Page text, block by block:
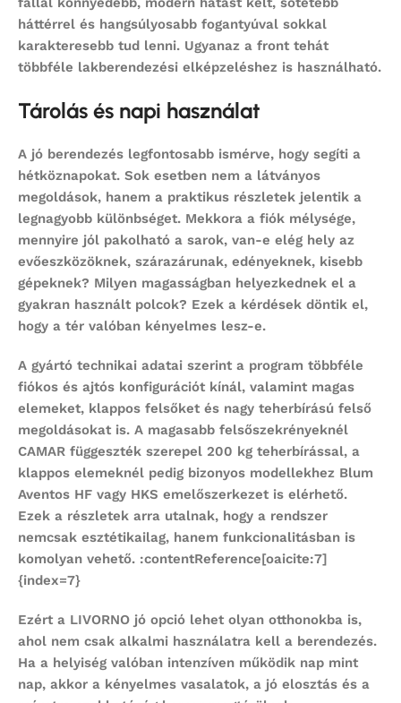
háttérrel és hangsúlyosabb fogantyúval sokkal
karakteresebb tud lenni. Ugyanaz a front tehát
többféle lakberendezési elképzeléshez is használható.
Tárolás és napi használat
A jó berendezés legfontosabb ismérve, hogy segíti a
hétköznapokat. Sok esetben nem a látványos
megoldások, hanem a praktikus részletek jelentik a
legnagyobb különbséget. Mekkora a fiók mélysége,
mennyire jól pakolható a sarok, van-e elég hely az
evőeszközöknek, szárazárunak, edényeknek, kisebb
gépeknek? Milyen magasságban helyezkednek el a
gyakran használt polcok? Ezek a kérdések döntik el,
hogy a tér valóban kényelmes lesz-e.
A gyártó technikai adatai szerint a program többféle
fiókos és ajtós konfigurációt kínál, valamint magas
elemeket, klappos felsőket és nagy teherbírású felső
megoldásokat is. A magasabb felsőszekrényeknél
CAMAR függeszték szerepel 200 kg teherbírással, a
klappos elemeknél pedig bizonyos modellekhez Blum
Aventos HF vagy HKS emelőszerkezet is elérhető.
Ezek a részletek arra utalnak, hogy a rendszer
nemcsak esztétikailag, hanem funkcionalitásban is
komolyan vehető. :contentReference[oaicite:7]
{index=7}
Ezért a LIVORNO jó opció lehet olyan otthonokba is,
ahol nem csak alkalmi használatra kell a berendezés.
Ha a helyiség valóban intenzíven működik nap mint
nap, akkor a kényelmes vasalatok, a jó elosztás és a